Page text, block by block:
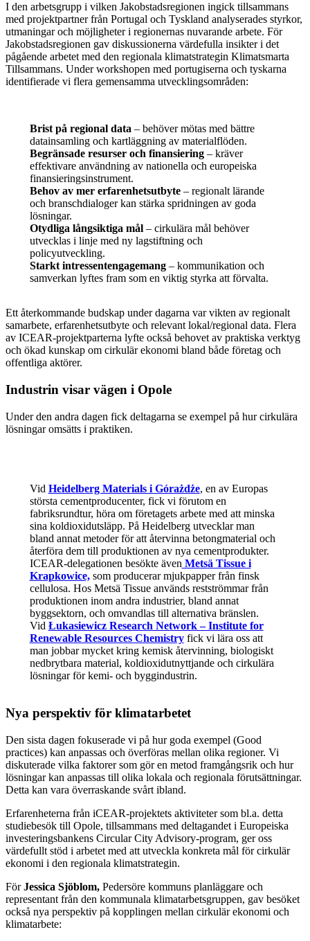
I den arbetsgrupp i vilken Jakobstadsregionen ingick tillsammans
med projektpartner från Portugal och Tyskland analyserades styrkor,
utmaningar och möjligheter i regionernas nuvarande arbete. För
Jakobstadsregionen gav diskussionerna värdefulla insikter i det
pågående arbetet med den regionala klimatstrategin Klimatsmarta
Tillsammans. Under workshopen med portugiserna och tyskarna
identifierade vi flera gemensamma utvecklingsområden:
Brist på regional data – behöver mötas med bättre
datainsamling och kartläggning av materialflöden.
Begränsade resurser och finansiering – kräver
effektivare användning av nationella och europeiska
finansieringsinstrument.
Behov av mer erfarenhetsutbyte– regionalt lärande
och branschdialoger kan stärka spridningen av goda
lösningar.
Otydliga långsiktiga mål– cirkulära mål behöver
utvecklas i linje med ny lagstiftning och
policyutveckling.
Starkt intressentengagemang– kommunikation och
samverkan lyftes fram som en viktig styrka att förvalta.
Ett återkommande budskap under dagarna var vikten av regionalt
samarbete, erfarenhetsutbyte och relevant lokal/regional data. Flera
av ICEAR-projektparterna lyfte också behovet av praktiska verktyg
och ökad kunskap om cirkulär ekonomi bland både företag och
offentliga aktörer.
Industrin visar vägen i Opole
Under den andra dagen fick deltagarna se exempel på hur cirkulära
lösningar omsätts i praktiken.
Vid Heidelberg Materials i Górażdże, en av Europas
största cementproducenter, fick vi förutom en
fabriksrundtur, höra om företagets arbete med att minska
sina koldioxidutsläpp. På Heidelberg utvecklar man
bland annat metoder för att återvinna betongmaterial och
återföra dem till produktionen av nya cementprodukter.
ICEAR-delegationen besökte även Metsä Tissue i
Krapkowice,som producerar mjukpapper från finsk
cellulosa. Hos Metsä Tissue används restströmmar från
produktionen inom andra industrier, bland annat
byggsektorn, och omvandlas till alternativa bränslen.
Vid Łukasiewicz Research Network – Institute for
Renewable Resources Chemistryfick vi lära oss att
man jobbar mycket kring kemisk återvinning, biologiskt
nedbrytbara material, koldioxidutnyttjande och cirkulära
lösningar för kemi- och byggindustrin.
Nya perspektiv för klimatarbetet
Den sista dagen fokuserade vi på hur goda exempel (Good
practices) kan anpassas och överföras mellan olika regioner. Vi
diskuterade vilka faktorer som gör en metod framgångsrik och hur
lösningar kan anpassas till olika lokala och regionala förutsättningar.
Detta kan vara överraskande svårt ibland.
Erfarenheterna från iCEAR-projektets aktiviteter som bl.a. detta
studiebesök till Opole, tillsammans med deltagandet i Europeiska
investeringsbankens Circular City Advisory-program, ger oss
värdefullt stöd i arbetet med att utveckla konkreta mål för cirkulär
ekonomi i den regionala klimatstrategin.
FörJessica Sjöblom, Pedersöre kommuns planläggare och
representant från den kommunala klimatarbetsgruppen, gav besöket
också nya perspektiv på kopplingen mellan cirkulär ekonomi och
klimatarbete: